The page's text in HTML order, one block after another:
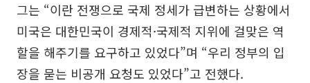
그는 “이란 전쟁으로 국제 정세가 급변하는 상황에서
미국은 대한민국이 경제적·국제적 지위에 걸맞은 역
할을 해주기를 요구하고 있었다”며 “우리 정부의 입
장을 묻는 비공개 요청도 있었다”고 전했다.